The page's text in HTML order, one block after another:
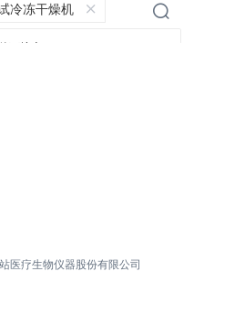
冷冻干燥机
医疗生物仪器股份有限公司